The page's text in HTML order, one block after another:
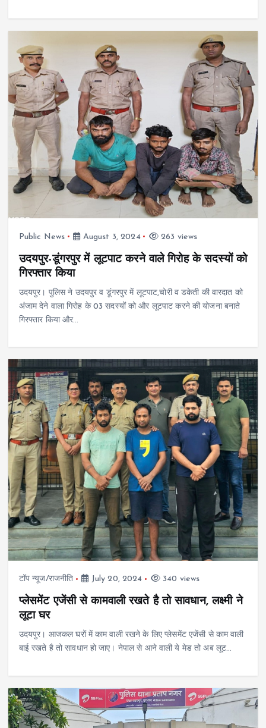
Public News August 3, 2024 263 views
उदयपुर-डूंगरपुर में लूटपाट करने वाले गिरोह के सदस्यों को
गिरफ्तार किया
उदयपुर। पुलिस ने उदयपुर व डूंगरपुर में लूटपाट,चोरी व डकेती की वारदात को
अंजाम देने वाला गिरोह के 03 सदस्यों को और लूटपाट करने की योजना बनाते
गिरफ्तार किया और…
टॉप न्यूज/राजनीति July 20, 2024 340 views
प्लेसमेंट एजेंसी से कामवाली रखते है तो सावधान, लक्ष्मी ने
लूटा घर
उदयपुर। आजकल घरों में काम वाली रखने के लिए प्लेसमेंट एजेंसी से काम वाली
बाई रखते है तो सावधान हो जाए। नेपाल से आने वाली ये मेड तो अब लूट…